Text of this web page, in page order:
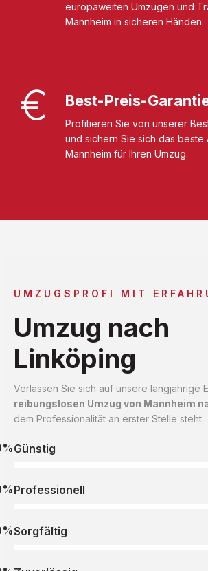
europaweiten Umzügen und
Mannheim in sicheren Händen.
Best-Preis-
Profitieren Sie von unserer
und sichern Sie sich das beste
Mannheim für Ihren Umzug.
UMZUGSPROFI MIT
Umzug nach
Linköping
Verlassen Sie sich auf unsere langjährige
reibungslosen Umzug von Mannheim
dem Professionalität an erster Stelle steht.
Günstig
Professionell
Sorgfältig